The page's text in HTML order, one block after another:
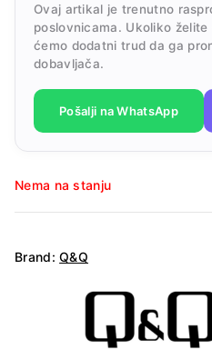
Ovaj artikal je trenutno
poslovnicama. Ukoliko
ćemo dodatni trud da ga
dobavljača.
Pošalji na WhatsApp
Nema na stanju
Brand:Q&Q